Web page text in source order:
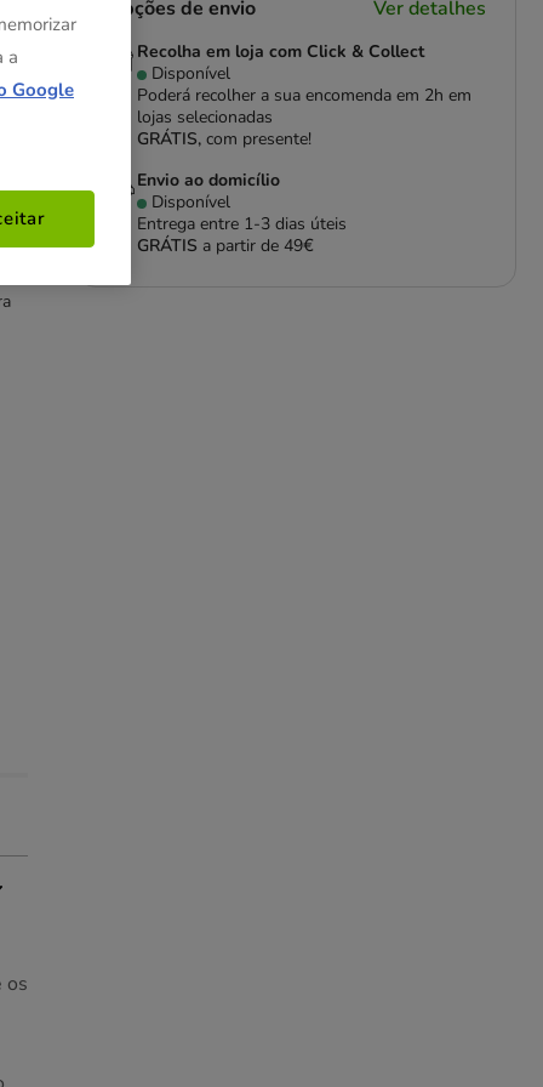
Opções de envio Ver detalhes
Recolha em loja com Click & Collect
Disponível
Poderá recolher a sua encomenda em 2h em
lojas selecionadas
GRÁTIS,com presente!
Envio ao domicílio
Disponível
Entrega entre 1-3 dias úteis
GRÁTIS a partir de 49€
os
a
Google